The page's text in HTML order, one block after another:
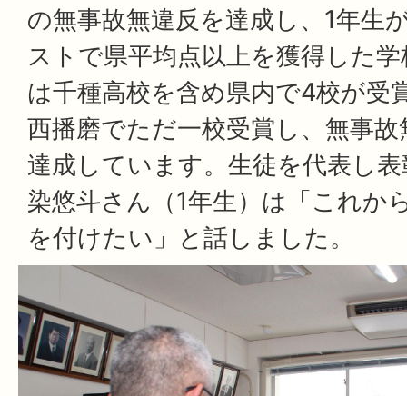
の無事故無違反を達成し、1年生
ストで県平均点以上を獲得した
は千種高校を含め県内で4校が受
西播磨でただ一校受賞し、無事
達成しています。生徒を代表し
染悠斗さん（1年生）は「これか
を付けたい」と話しました。